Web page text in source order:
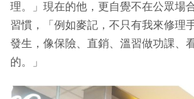
理。」現在的他，更自覺不在公眾場
習慣，「例如麥記，不只有我來修理
發生，像保險、直銷、溫習做功課、
的。」